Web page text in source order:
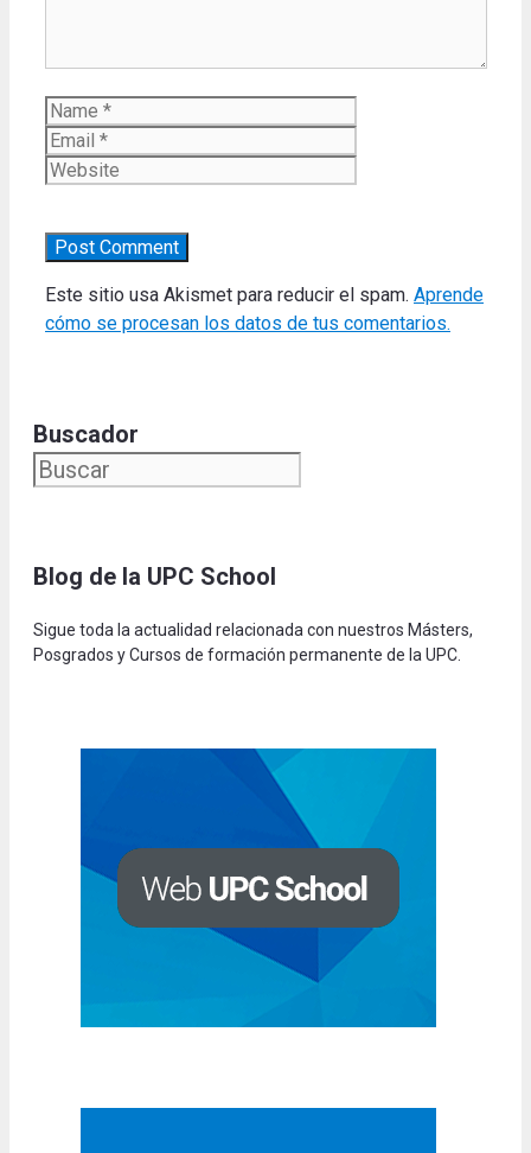
Name
Este sitio usa Akismet para reducir el spam. Aprende
cómo se procesan los datos de tus comentarios.
Buscador
Blog de la UPC School
Sigue toda la actualidad relacionada con nuestros Másters,
Posgrados y Cursos de formación permanente de la UPC.